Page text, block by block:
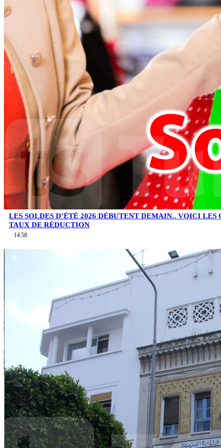
LES SOLDES D’ÉTÉ 2026 DÉBUTENT DEMAIN.. VOICI LES
TAUX DE RÉDUCTION
14:58